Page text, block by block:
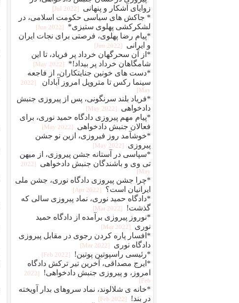
زوایای آشکار و پنهانی
[2022 Jul]
* جاکش های سیاسی حکومت اسلامی، در
لشکرکشی پهلوی ستیزی*
[2022 Jun]
*پیام رضا پهلوی، فرصتی برای نجات ایران
و ایرانی
[2022 Jun]
*از آن سحرگهان خرداد پر فریاد، تا این
شامگاهان خرداد پر بیداد!*
[2022 May]
*دست های خونین جنایتکاران، از فاجعه
سینما رکس تا متروپل امروز آبادان
[2022
May]
*فریاد بلند سرنگونی، پس از پیروزی جنبش
دادخواهی
[2022 May]
*پیام مهم پیروزی دادگاه حمید نوری، برای
فعالان جنبش دادخواهی
[2022 May]
*خوشآمد روز فیروزی، ازین نو جشن
پیروزی
[2022 May]
*سپاسی در آستانه جشن پیروزی، از میهن
تی وی و باشندگان جنبش دادخواهی
[2022
May]
*چرا جشن پیروزی دادگاه نوری، جشن ملی
ایرانیان است؟
[2022 Apr]
*دادگاه حمید نوری، نماد پیروزی سالی که
گذشت!
[2022 Mar]
*نوروز پیروزی برآمده از دادگاه حمید
نوری
[2022 Mar]
*افسار پاره کردن رجوی در مقابل پیروزی
دادگاه نوری
[2022 Mar]
*رئیسی راسپوتین پوتین! [2022 Feb]
*ایرج مصداقی، آخرین تیر ترکش دادگاه
امروز، و پیروزی جنبش دادخواهی!
[2022
Feb]
*خانه ی شلالوند، نماد سروهای بدار آویخته
در بند!
[2022 Feb]